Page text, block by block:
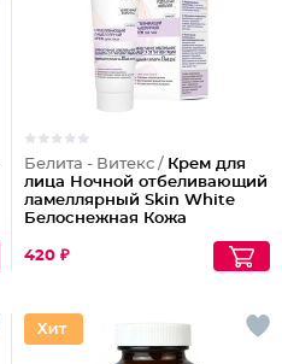
Белита - Витекс / Крем для
лица Ночной отбеливающий
ламеллярный Skin White
Белоснежная Кожа
420 ₽